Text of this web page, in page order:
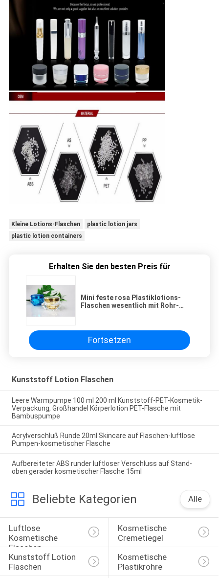
Kleine Lotions-Flaschen
plastic lotion jars
plastic lotion containers
Erhalten Sie den besten Preis für
Mini feste rosa Plastiklotions-
Flaschen wesentlich mit Rohr-
Fortsetzen
Kunststoff Lotion Flaschen
Leere Warmpumpe 100 ml 200 ml Kunststoff-PET-Kosmetik-
Verpackung, Großhandel Körperlotion PET-Flasche mit
Bambuspumpe
Acrylverschluß Runde 20ml Skincare auf Flaschen-luftlose
Pumpen-kosmetischer Flasche
Aufbereiteter ABS runder luftloser Verschluss auf Stand-
oben gerader kosmetischer Flasche 15ml
Beliebte Kategorien Alle
Luftlose
Kosmetische
Flaschen
Kosmetische
Cremetiegel
Kunststoff Lotion
Flaschen
Kosmetische
Plastikrohre